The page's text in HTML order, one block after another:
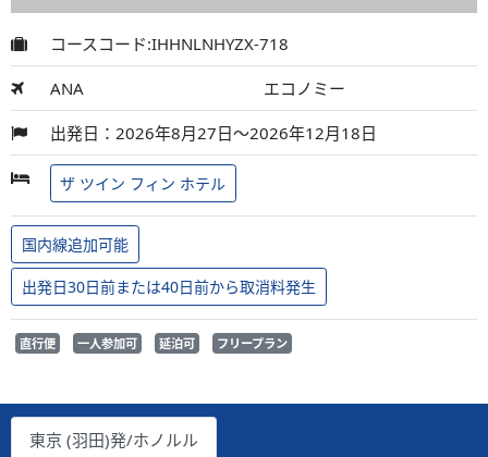
コースコード:IHHNLNHYZX-718
ANA エコノミー
出発日：2026年8月27日～2026年12月18日
ザ ツイン フィン ホテル
国内線追加可能
出発日30日前または40日前から取消料発生
直行便 一人参加可 延泊可 フリープラン
東京 (羽田)発/ホノルル